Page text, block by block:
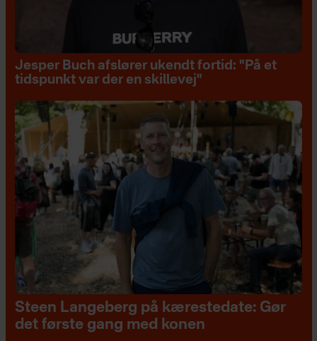
Jesper Buch afslører ukendt fortid: "På et
tidspunkt var der en skillevej"
Steen Langeberg på kærestedate: Gør
det første gang med konen